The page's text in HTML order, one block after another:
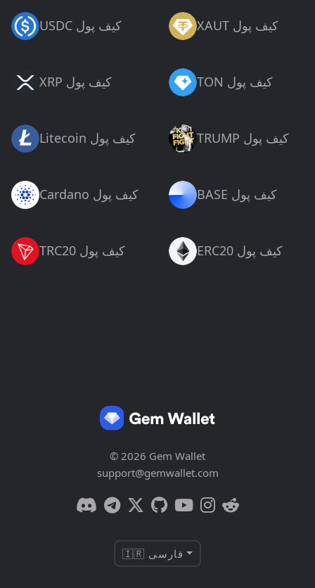
USDC کیف پول XAUT کیف پول
XRP کیف پول TON کیف پول
Litecoin کیف پول TRUMP کیف پول
Cardano کیف پول BASE کیف پول
TRC20 کیف پول ERC20 کیف پول
© 2026 Gem Wallet
support@gemwallet.com
🇮🇷 فارسی